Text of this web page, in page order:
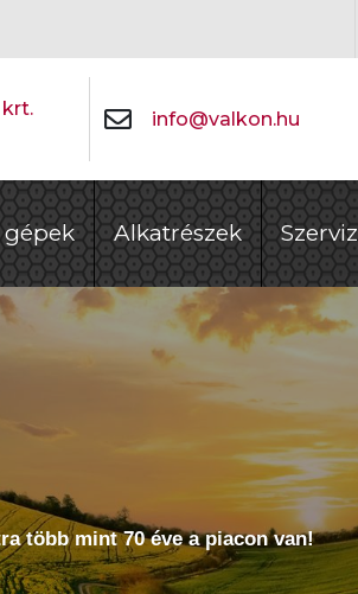
info@valkon.hu
gépek Alkatrészek Szerviz
több mint 70 éve a piacon van!